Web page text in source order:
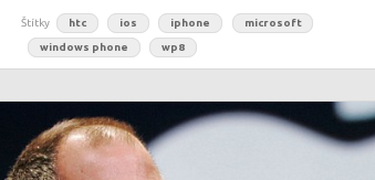
Štítky htc ios iphone
microsoft
windows phone
wp8